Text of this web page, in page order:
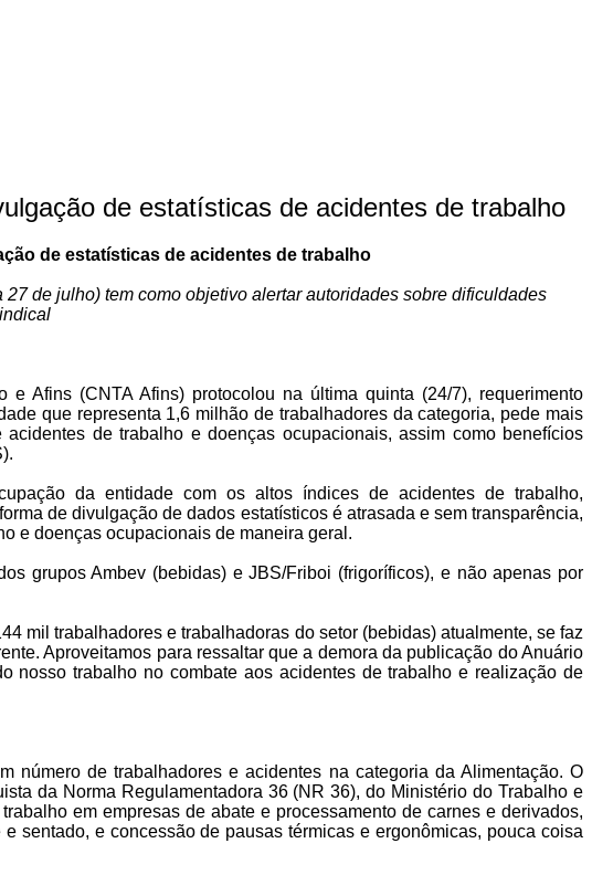
de estatísticas de acidentes de trabalho
de estatísticas de acidentes de trabalho
de julho) tem como objetivo alertar autoridades sobre dificuldades
Afins (CNTA Afins) protocolou na última quinta (24/7), requerimento
que representa 1,6 milhão de trabalhadores da categoria, pede mais
de trabalho e doenças ocupacionais, assim como benefícios
da entidade com os altos índices de acidentes de trabalho,
de divulgação de dados estatísticos é atrasada e sem transparência,
e doenças ocupacionais de maneira geral.
grupos Ambev (bebidas) e JBS/Friboi (frigoríficos), e não apenas por
mil trabalhadores e trabalhadoras do setor (bebidas) atualmente, se faz
Aproveitamos para ressaltar que a demora da publicação do Anuário
nosso trabalho no combate aos acidentes de trabalho e realização de
número de trabalhadores e acidentes na categoria da Alimentação. O
da Norma Regulamentadora 36 (NR 36), do Ministério do Trabalho e
em empresas de abate e processamento de carnes e derivados,
sentado, e concessão de pausas térmicas e ergonômicas, pouca coisa